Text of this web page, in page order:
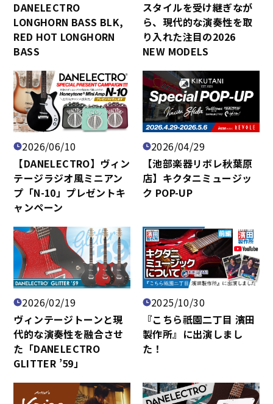
DANELECTRO
LONGHORN BASS BLK,
RED HOT LONGHORN
BASS
スタイルを受け継ぎなが
ら、現代的な演奏性を取
り入れた注目の2026
NEW MODELS
2026/06/10
【DANELECTRO】ヴィン
テージラジオ風ミニアン
プ「N-10」プレゼントキ
ャンペーン
2026/04/29
【池部楽器リボレ秋葉原
店】キクタニミュージッ
ク POP-UP
2026/02/19
ヴィンテージトーンと現
代的な演奏性を融合させ
た「DANELECTRO
GLITTER ’59」
2025/10/30
『こちら祇園二丁目 濱田
製作所』に出演しまし
た！